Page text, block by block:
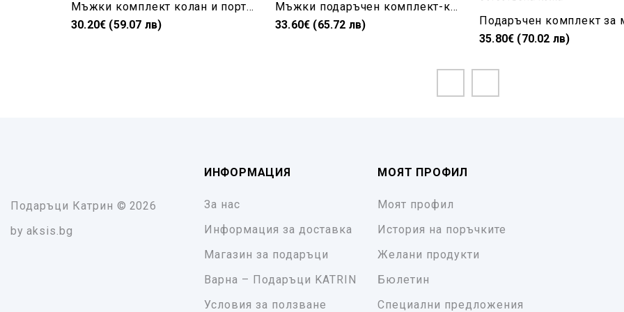
Мъжки комплект колан и портмоне естествена кожа в кафяво
30.20€ (59.07 лв)
Мъжки подаръчен комплект-колан и портфейл в черно
33.60€ (65.72 лв)
35.80€ (70.02 лв)
Подаръци Катрин © 2026
by aksis.bg
ИНФОРМАЦИЯ
За нас
Информация за доставка
Магазин за подаръци
Варна – Подаръци KATRIN
Условия за ползване
МОЯТ ПРОФИЛ
Моят профил
История на поръчките
Желани продукти
Бюлетин
Специални предложения